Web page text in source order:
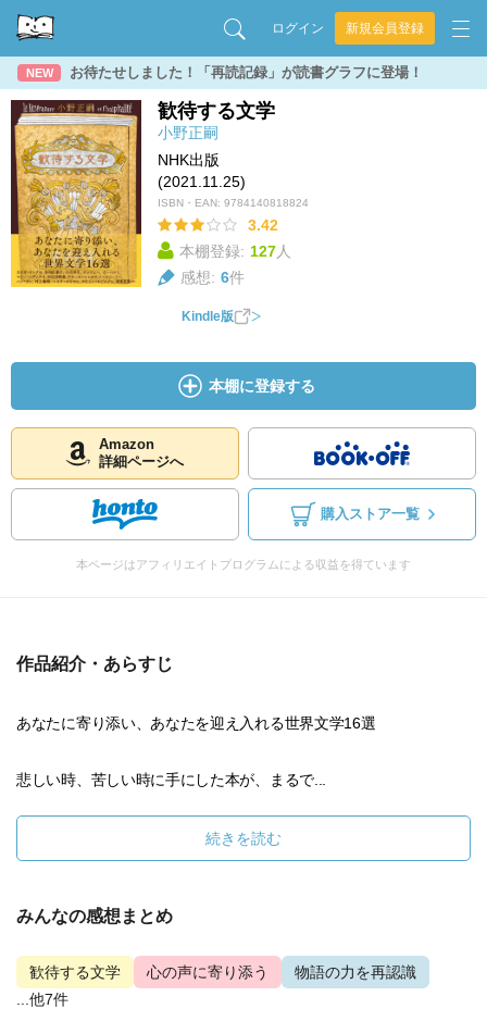
ログイン 新規会員登録
NEW お待たせしました！「再読記録」が読書グラフに登場！
歓待する文学
小野正嗣
NHK出版
(2021.11.25)
ISBN・EAN: 9784140818824
3.42
本棚登録: 127人
感想: 6件
Kindle版
本棚に登録する
Amazon
詳細ページへ
購入ストア一覧
本ページはアフィリエイトプログラムによる収益を得ています
作品紹介・あらすじ
あなたに寄り添い、あなたを迎え入れる世界文学16選
悲しい時、苦しい時に手にした本が、まるで...
続きを読む
みんなの感想まとめ
歓待する文学 心の声に寄り添う
物語の力を再認識
...他7件